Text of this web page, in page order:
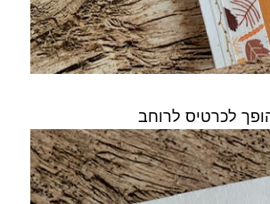
לכרטיס לרוחב